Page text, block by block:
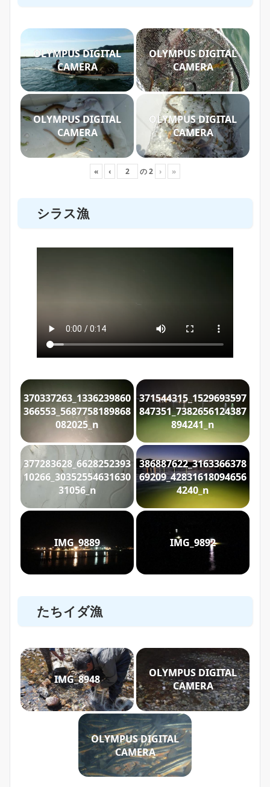
OLYMPUS DIGITAL
CAMERA
OLYMPUS DIGITAL
CAMERA
OLYMPUS DIGITAL
CAMERA
OLYMPUS DIGITAL
CAMERA
« ‹ の2 › »
シラス漁
370337263_1336239860
366553_5687758189868
082025_n
371544315_1529693597
847351_7382656124387
894241_n
377283628_6628252393
10266_30352554631630
31056_n
386887622_3163366378
69209_42831618094656
4240_n
IMG_9889 IMG_9892
たちイダ漁
IMG_8948
OLYMPUS DIGITAL
CAMERA
OLYMPUS DIGITAL
CAMERA